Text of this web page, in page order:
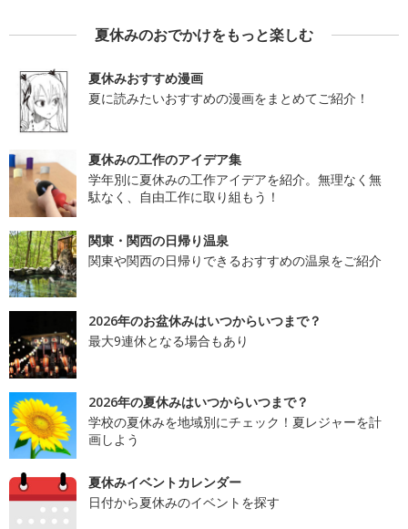
夏休みのおでかけをもっと楽しむ
夏休みおすすめ漫画
夏に読みたいおすすめの漫画をまとめてご紹介！
夏休みの工作のアイデア集
学年別に夏休みの工作アイデアを紹介。無理なく無
駄なく、自由工作に取り組もう！
関東・関西の日帰り温泉
関東や関西の日帰りできるおすすめの温泉をご紹介
2026年のお盆休みはいつからいつまで？
最大9連休となる場合もあり
2026年の夏休みはいつからいつまで？
学校の夏休みを地域別にチェック！夏レジャーを計
画しよう
夏休みイベントカレンダー
日付から夏休みのイベントを探す